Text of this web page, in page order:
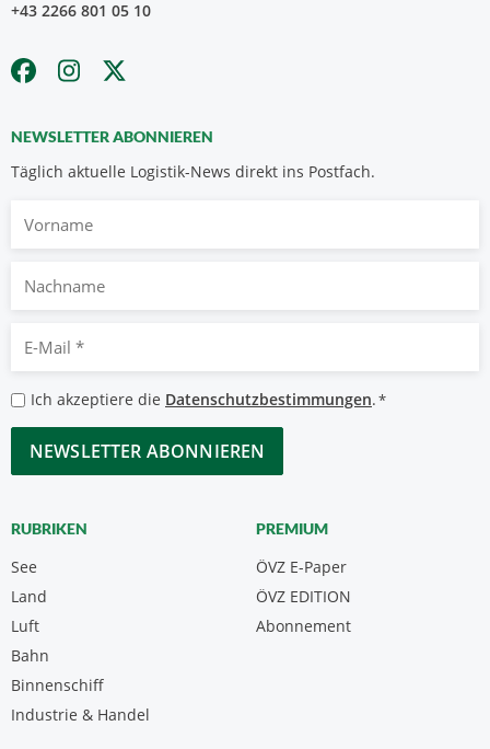
+43 2266 801 05 10
NEWSLETTER ABONNIEREN
Täglich aktuelle Logistik-News direkt ins Postfach.
Nachname
Mail
*
Datenschutzbestimmungen
*
Ich akzeptiere die Datenschutzbestimmungen.*
CAPTCHA
RUBRIKEN
See
Land
Luft
Bahn
Binnenschiff
Industrie & Handel
PREMIUM
ÖVZ E-Paper
Abonnement
ÖVZ EDITION